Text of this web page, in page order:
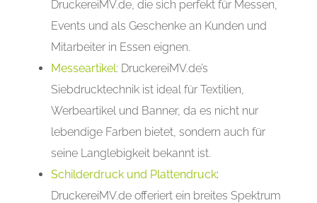
DruckereiMV.de, die sich perfekt für Messen,
Events und als Geschenke an Kunden und
Mitarbeiter in Essen eignen.
Messeartikel: DruckereiMV.de’s
Siebdrucktechnik ist ideal für Textilien,
Werbeartikel und Banner, da es nicht nur
lebendige Farben bietet, sondern auch für
seine Langlebigkeit bekannt ist.
Schilderdruck und Plattendruck:
DruckereiMV.de offeriert ein breites Spektrum